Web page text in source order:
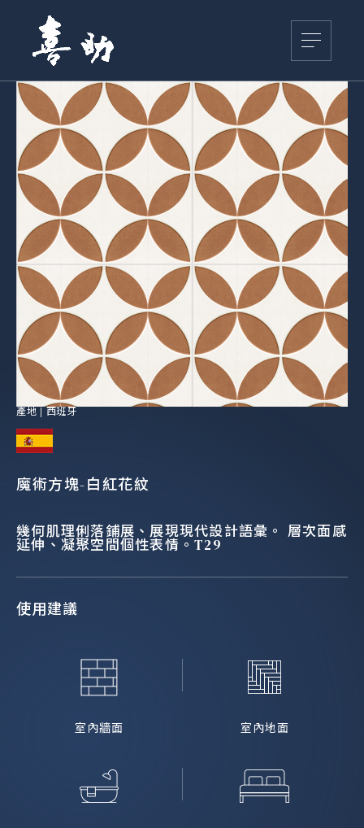
產地 | 西班牙
魔術方塊-白紅花紋
幾何肌理俐落鋪展、展現現代設計語彙。 層次面感
延伸、凝聚空間個性表情。T29
使用建議
室內牆面 室內地面